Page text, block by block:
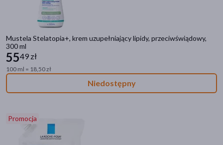
Mustela Stelatopia+, krem uzupełniający lipidy, przeciwświądowy,
300 ml
5549 zł
100 ml = 18,50 zł
Niedostępny
Promocja